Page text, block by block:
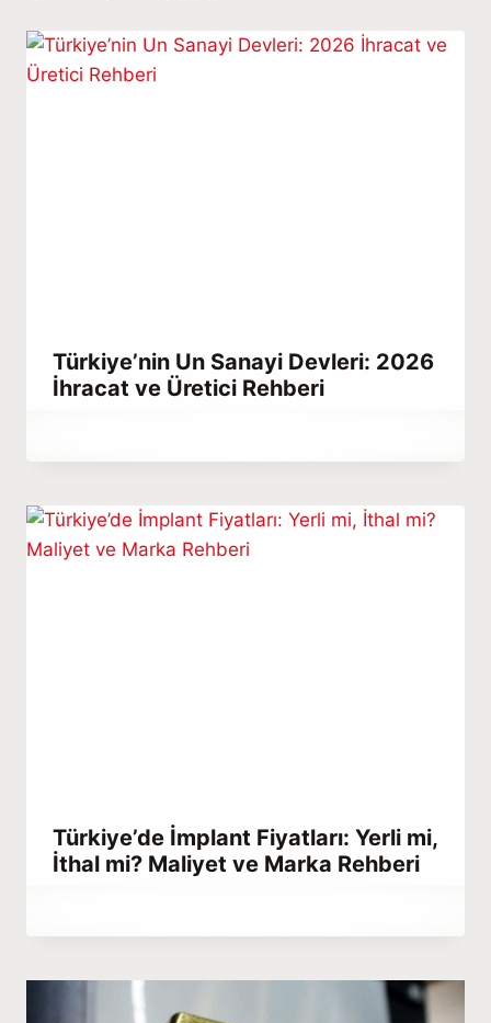
Türkiye’nin Un Sanayi Devleri: 2026
İhracat ve Üretici Rehberi
Türkiye’de İmplant Fiyatları: Yerli mi,
İthal mi? Maliyet ve Marka Rehberi